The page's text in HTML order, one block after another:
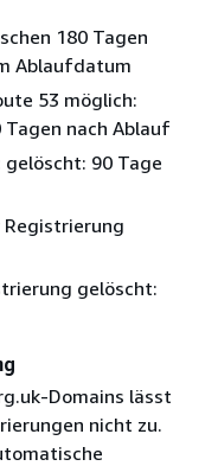
180 Tagen
Ablaufdatum
53 möglich:
Tagen nach Ablauf
gelöscht: 90 Tage
gelöscht:
Domains lässt
nicht zu.